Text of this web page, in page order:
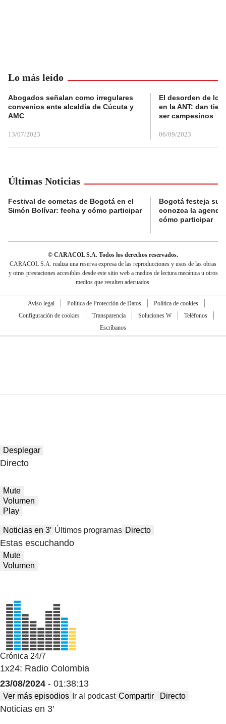
Lo más leído
Abogados señalan como irregulares
convenios ente alcaldía de Cúcuta y
AMC
13/07/2023
El desorden de
en la ANT: dan
ser campesinos
06/09/2023
Últimas Noticias
Festival de cometas de Bogotá en el
Simón Bolívar: fecha y cómo participar
Bogotá festeja su
conozca la
cómo participar
© CARACOL S.A. Todos los derechos reservados.
CARACOL S.A. realiza una reserva expresa de las reproducciones y usos de las obras
y otras prestaciones accesibles desde este sitio web a medios de lectura mecánica u otros
medios que resulten adecuados.
Aviso legal Política de Protección de Datos
Política de cookies
Configuración de cookies
Transparencia Soluciones W
Teléfonos
Escríbanos
Desplegar
Directo
Mute
Volumen
Play
Noticias en 3′ Últimos programas Directo
Estas escuchando
Mute
Volumen
Crónica 24/7
1x24: Radio Colombia
23/08/2024 - 01:38:13
Ver más episodios Ir al podcast Compartir Directo
Noticias en 3′